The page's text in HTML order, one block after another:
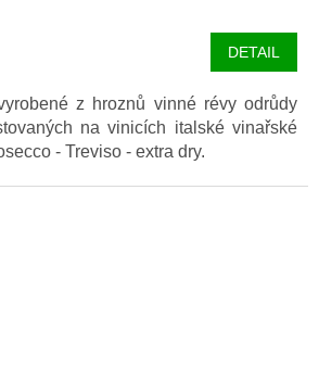
DETAIL
z hroznů vinné révy odrůdy
na vinicích italské vinařské
- Treviso - extra dry.